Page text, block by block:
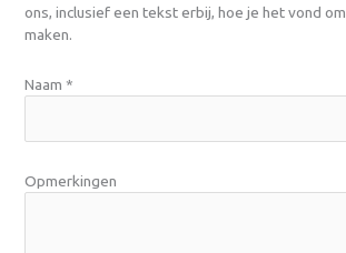
ons, inclusief een tekst erbij, hoe je het vond
maken.
Naam *
Opmerkingen